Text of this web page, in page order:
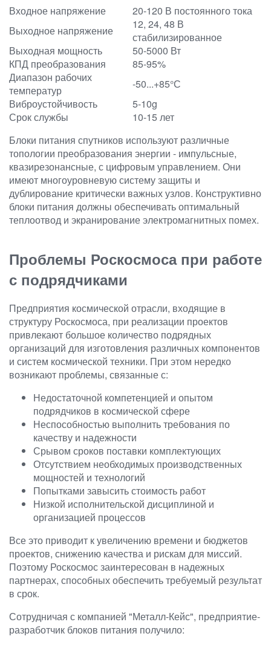
Входное напряжение
20-120 В постоянного тока
Выходное напряжение
12, 24, 48 В
стабилизированное
Выходная мощность
50-5000 Вт
КПД преобразования
85-95%
Диапазон рабочих
температур
-50...+85°С
Виброустойчивость
5-10g
Срок службы
10-15 лет
Блоки питания спутников используют различные
топологии преобразования энергии - импульсные,
квазирезонансные, с цифровым управлением. Они
имеют многоуровневую систему защиты и
дублирование критически важных узлов. Конструктивно
блоки питания должны обеспечивать оптимальный
теплоотвод и экранирование электромагнитных помех.
Проблемы Роскосмоса при работе
с подрядчиками
Предприятия космической отрасли, входящие в
структуру Роскосмоса, при реализации проектов
привлекают большое количество подрядных
организаций для изготовления различных компонентов
и систем космической техники. При этом нередко
возникают проблемы, связанные с:
Недостаточной компетенцией и опытом
подрядчиков в космической сфере
Неспособностью выполнить требования по
качеству и надежности
Срывом сроков поставки комплектующих
Отсутствием необходимых производственных
мощностей и технологий
Попытками завысить стоимость работ
Низкой исполнительской дисциплиной и
организацией процессов
Все это приводит к увеличению времени и бюджетов
проектов, снижению качества и рискам для миссий.
Поэтому Роскосмос заинтересован в надежных
партнерах, способных обеспечить требуемый результат
в срок.
Сотрудничая с компанией "Металл-Кейс", предприятие-
разработчик блоков питания получило: